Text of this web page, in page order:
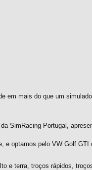
em mais do que um
SimRacing Portugal,
e optamos pelo VW Golf
e terra, troços rápidos,